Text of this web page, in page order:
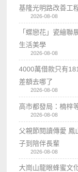
基隆光明路改善工
2026-08-08
「蝶戀花」瓷繪
生活美學
2026-08-08
4000萬借款只有
差額去哪了
2026-08-08
高市都發局：楠梓
2026-08-08
父親節閱讀傳愛 鳳
子到陪伴長輩
2026-08-08
大崗山龍眼蜂蜜文